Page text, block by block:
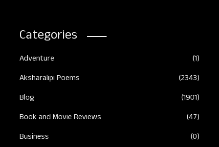
Categories
Adventure
(1)
Aksharalipi Poems
(2343)
Blog
(1901)
Book and Movie Reviews
(47)
Business
(0)